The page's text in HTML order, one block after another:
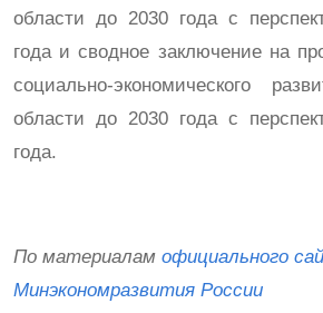
области до 2030 года с
года и сводное заключение на
социально-экономического
области до 2030 года с
года.
По материалам официального
Минэкономразвития России